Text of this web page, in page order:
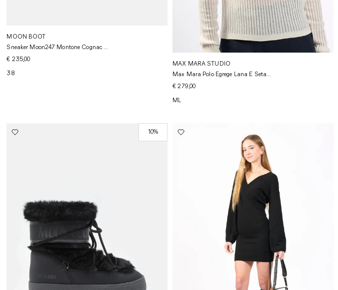
MOON BOOT
Sneaker Moon247 Montone Cognac ...
€ 235,00
38
MAX MARA STUDIO
Max Mara Polo Egrege Lana E Seta...
€ 279,00
M L
10%